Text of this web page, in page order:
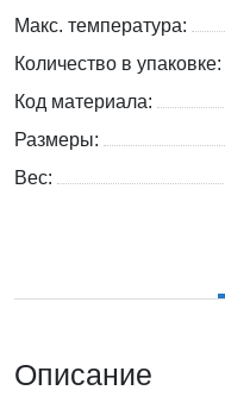
Макс. температура:
Количество в упаковке:
Код материала:
Размеры:
Вес:
Описание